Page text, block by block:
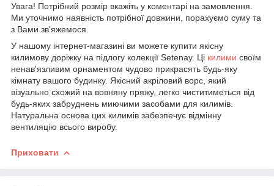
Увага! Потрібний розмір вкажіть у коментарі на замовлення.
Ми уточнимо наявність потрібної довжини, порахуємо суму та
з Вами зв'яжемося.
У нашому інтернет-магазині ви можете купити якісну
килимову доріжку на підлогу колекції Setenay. Ці килими своїм
ненав'язливим орнаментом чудово прикрасять будь-яку
кімнату вашого будинку. Якісний акріловий ворс, який
візуально схожий на вовняну пряжу, легко чиститиметься від
будь-яких забруднень миючими засобами для килимів.
Натуральна основа цих килимів забезпечує відмінну
вентиляцію всього виробу.
Приховати